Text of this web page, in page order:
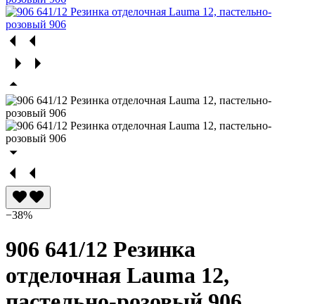
−38%
906 641/12 Резинка
отделочная Lauma 12,